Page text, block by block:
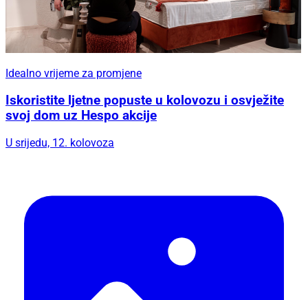
Idealno vrijeme za promjene
Iskoristite ljetne popuste u kolovozu i osvježite
svoj dom uz Hespo akcije
U srijedu, 12. kolovoza